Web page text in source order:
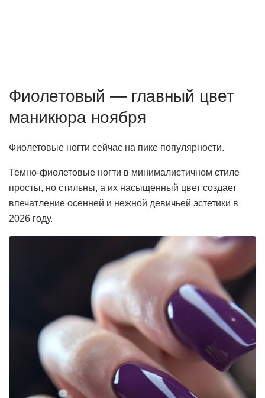
Фиолетовый — главный цвет
маникюра ноября
Фиолетовые ногти сейчас на пике популярности.
Темно-фиолетовые ногти в минималистичном стиле
просты, но стильны, а их насыщенный цвет создает
впечатление осенней и нежной девичьей эстетики в
2026 году.